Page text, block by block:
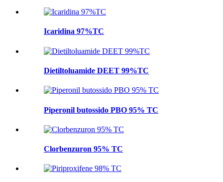
Icaridina 97%TC
Dietiltoluamide DEET 99%TC
Piperonil butossido PBO 95% TC
Clorbenzuron 95% TC